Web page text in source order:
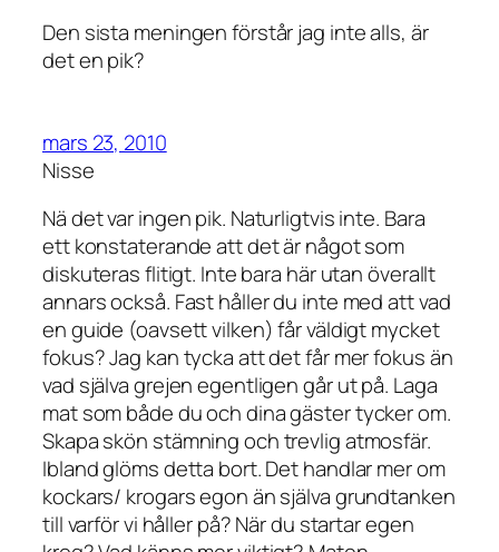
Den sista meningen förstår jag inte alls, är
det en pik?
mars 23, 2010
Nisse
Nä det var ingen pik. Naturligtvis inte. Bara
ett konstaterande att det är något som
diskuteras flitigt. Inte bara här utan överallt
annars också. Fast håller du inte med att vad
en guide (oavsett vilken) får väldigt mycket
fokus? Jag kan tycka att det får mer fokus än
vad själva grejen egentligen går ut på. Laga
mat som både du och dina gäster tycker om.
Skapa skön stämning och trevlig atmosfär.
Ibland glöms detta bort. Det handlar mer om
kockars/ krogars egon än själva grundtanken
till varför vi håller på? När du startar egen